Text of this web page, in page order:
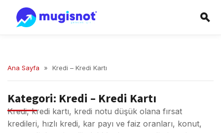
Ana Sayfa » Kredi – Kredi Kartı
Kategori: Kredi – Kredi Kartı
Kredi, kredi kartı, kredi notu düşük olana fırsat
kredileri, hızlı kredi, kar payı ve faiz oranları, konut,